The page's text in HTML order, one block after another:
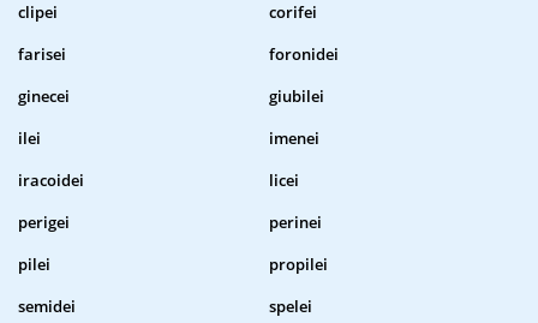
clipei
corifei
farisei
foronidei
ginecei
giubilei
ilei
imenei
iracoidei
licei
perigei
perinei
pilei
propilei
semidei
spelei